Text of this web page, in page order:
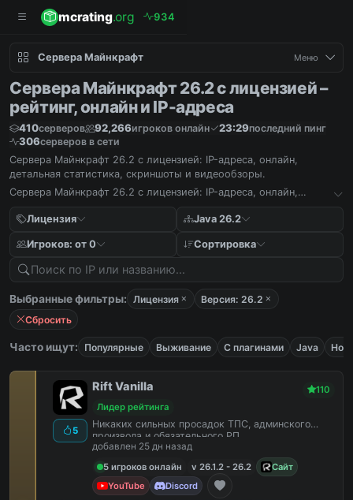
mcrating.org 934
Сервера Майнкрафт Меню
Сервера Майнкрафт 26.2 с лицензией –
рейтинг, онлайн и IP-адреса
410серверов 92,266игроков онлайн 23:29последний пинг
306серверов в сети
Сервера Майнкрафт 26.2 с лицензией: IP-адреса, онлайн,
детальная статистика, скриншоты и видеообзоры.
Сервера Майнкрафт 26.2 с лицензией: IP-адреса, онлайн,
Лицензия
Java 26.2
Игроков: от 0 Сортировка
Выбранные фильтры: Лицензия
Версия: 26.2
Сбросить
Часто ищут: Популярные Выживание С плагинами Java
5
Rift Vanilla
110
Лидер рейтинга
Никаких сильных просадок ТПС, админского
произвола и обязательного РП.
добавлен 25 дн назад
5 игроков онлайн
v 26.1.2 - 26.2
Сайт
YouTube
Discord